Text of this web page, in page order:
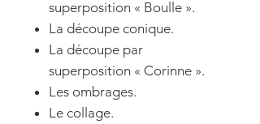
superposition « Boulle ».
La découpe conique.
La découpe par
superposition « Corinne ».
Les ombrages.
Le collage.